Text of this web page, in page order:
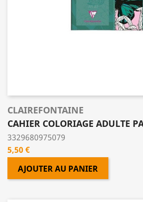
CLAIREFONTAINE
CAHIER COLORIAGE ADULTE
3329680975079
Prix
5,50 €
AJOUTER AU PANIER